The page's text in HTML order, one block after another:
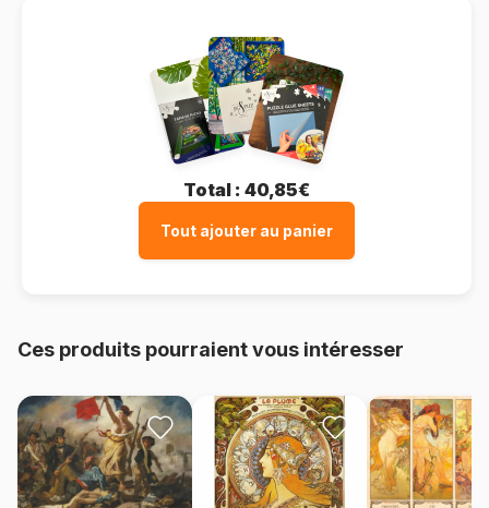
Total : 40,85€
Tout ajouter au panier
Ces produits pourraient vous intéresser